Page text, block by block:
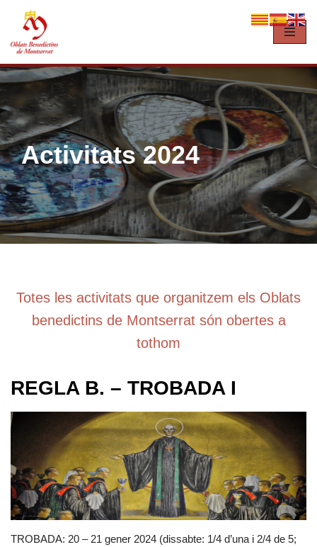
al
contingut
Activitats 2024
Totes les activitats que organitzem els Oblats
benedictins de Montserrat són obertes a
tothom
REGLA B. – TROBADA I
TROBADA: 20 – 21 gener 2024 (dissabte: 1/4 d’una i 2/4 de 5;